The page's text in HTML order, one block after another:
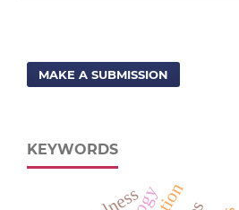
MAKE A SUBMISSION
KEYWORDS